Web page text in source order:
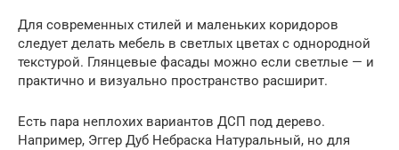
Для современных стилей и маленьких коридоров
следует делать мебель в светлых цветах с однородной
текстурой. Глянцевые фасады можно если светлые — и
практично и визуально пространство расширит.
Есть пара неплохих вариантов ДСП под дерево.
Например, Эггер Дуб Небраска Натуральный, но для